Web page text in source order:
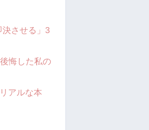
決させる」3
悔した私の
アルな本